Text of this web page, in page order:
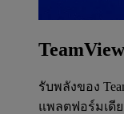
รับพลังของ
แพลตฟอร์มเดี